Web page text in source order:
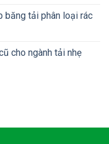
băng tải phân loại rác
cho ngành tải nhẹ